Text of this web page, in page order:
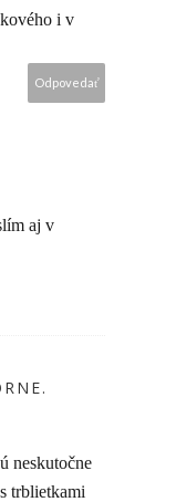
i v
Odpovedať
aj v
neskutočne
trblietkami